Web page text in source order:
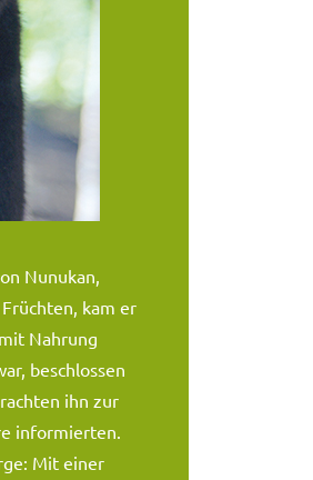
Nunukan,
kam er
Nahrung
beschlossen
ihn zur
informierten.
Mit einer